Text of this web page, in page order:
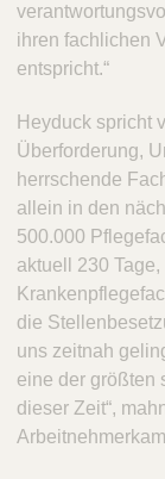
ihren fachlichen
entspricht.“
Heyduck spricht
Überforderung,
herrschende
allein in den
500.000
aktuell 230
die
uns zeitnah
eine der größten
dieser Zeit“,